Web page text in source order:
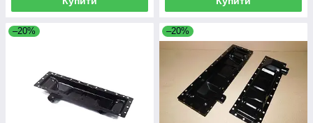
–20% –20%